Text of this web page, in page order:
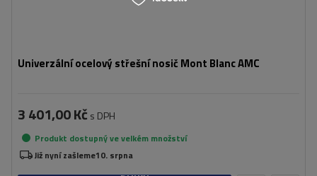
Univerzální ocelový střešní nosič Mont Blanc AMC
3 401,00 Kč s DPH
Produkt dostupný ve velkém množství
Již nyní zašleme10. srpna